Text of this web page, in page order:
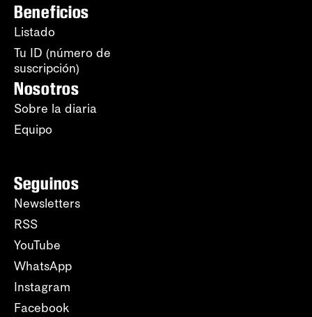
Beneficios
Listado
Tu ID (número de
suscripción)
Nosotros
Sobre la diaria
Equipo
Seguinos
Newsletters
RSS
YouTube
WhatsApp
Instagram
Facebook